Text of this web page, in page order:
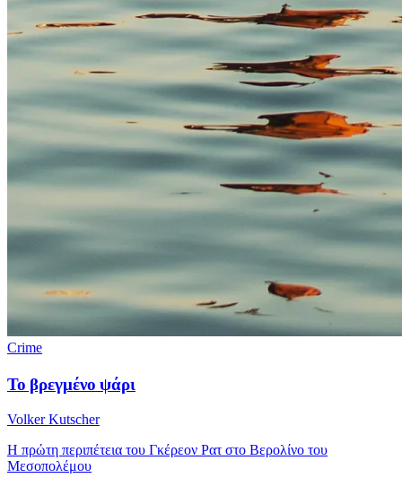
Crime
Το βρεγμένο ψάρι
Volker Kutscher
Η πρώτη περιπέτεια του Γκέρεον Ρατ στο Βερολίνο του
Μεσοπολέμου